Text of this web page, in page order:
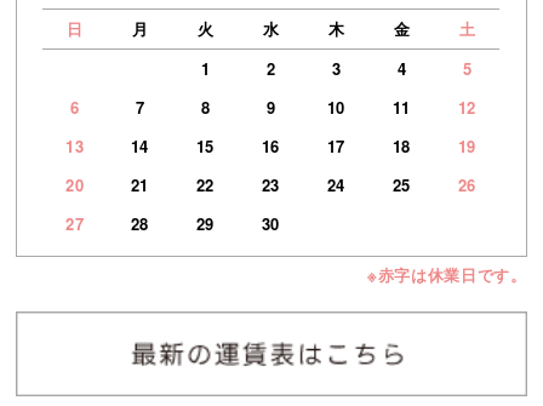
日
月 火 水 木 金
土
1
2 3 4
5
6
7 8 9 10 11
12
13
14 15 16 17 18
19
20
21 22 23 24 25
26
27
28 29 30
※赤字は休業日です。